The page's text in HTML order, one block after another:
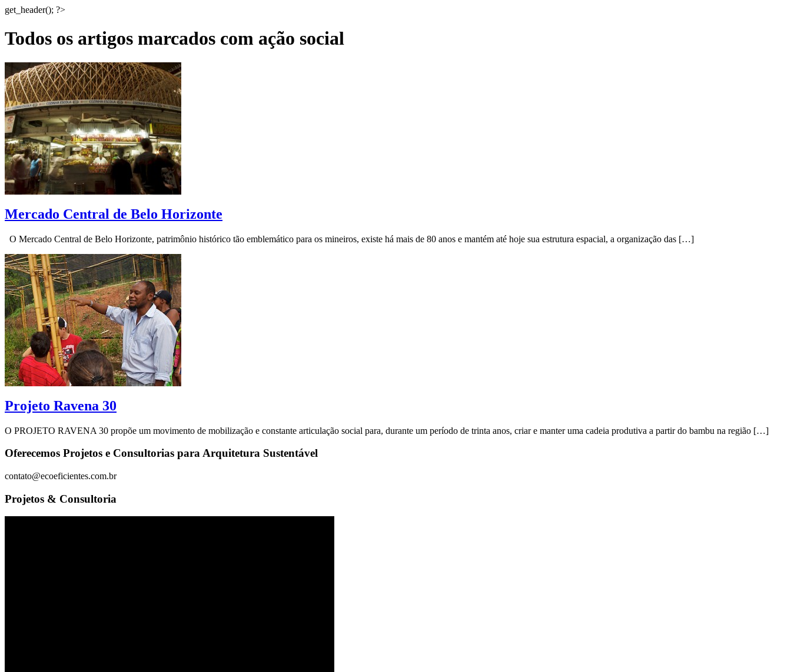
get_header(); ?>
Todos os artigos marcados com ação social
Mercado Central de Belo Horizonte
O Mercado Central de Belo Horizonte, patrimônio histórico tão emblemático para os mineiros, existe há mais de 80 anos e mantém até hoje sua estrutura espacial, a organização das […]
Projeto Ravena 30
O PROJETO RAVENA 30 propõe um movimento de mobilização e constante articulação social para, durante um período de trinta anos, criar e manter uma cadeia produtiva a partir do bambu na região […]
Oferecemos Projetos e Consultorias para Arquitetura Sustentável
contato@ecoeficientes.com.br
Projetos & Consultoria